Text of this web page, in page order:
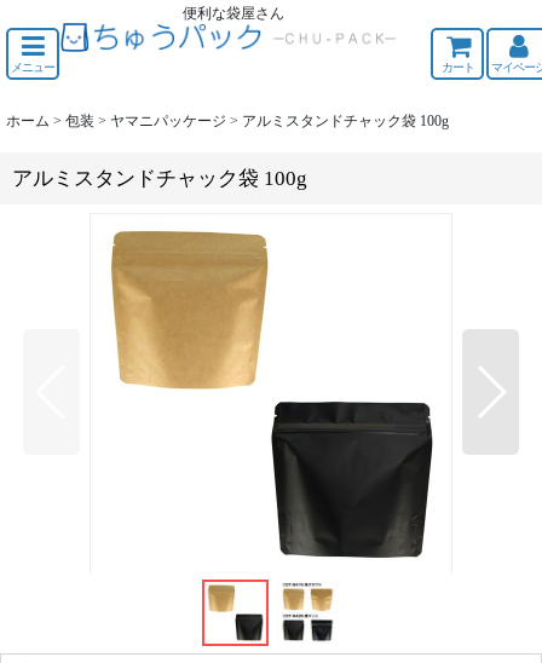
便利な袋屋さん
メニュー カート マイペー
ホーム > 包装 > ヤマニパッケージ > アルミスタンドチャック袋 100g
アルミスタンドチャック袋 100g